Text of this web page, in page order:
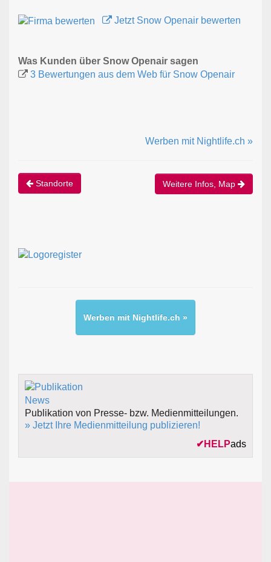
Jetzt Snow Openair bewerten
Was Kunden über Snow Openair sagen
3 Bewertungen aus dem Web für Snow Openair
Werben mit Nightlife.ch »
Standorte Weitere Infos, Map
Werben mit Nightlife.ch »
Publikation von Presse- bzw. Medienmitteilungen.
» Jetzt Ihre Medienmitteilung publizieren!
✔ HELPads